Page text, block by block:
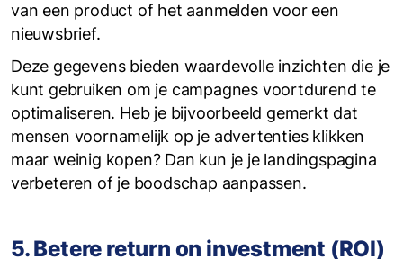
van een product of het aanmelden voor een
nieuwsbrief.
Deze gegevens bieden waardevolle inzichten die je
kunt gebruiken om je campagnes voortdurend te
optimaliseren. Heb je bijvoorbeeld gemerkt dat
mensen voornamelijk op je advertenties klikken
maar weinig kopen? Dan kun je je landingspagina
verbeteren of je boodschap aanpassen.
5. Betere return on investment (ROI)